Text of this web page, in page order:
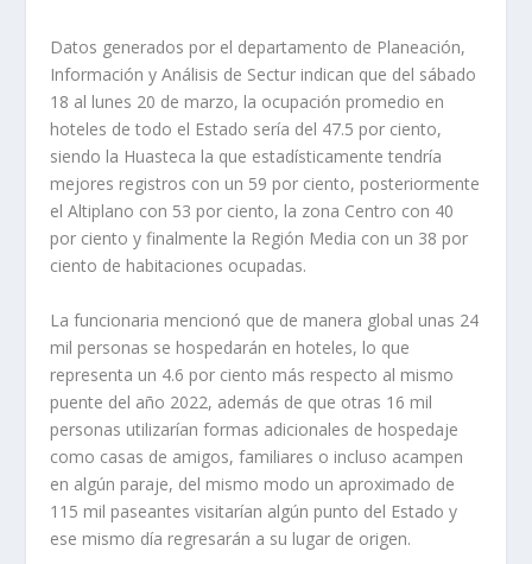
Datos generados por el departamento de Planeación,
Información y Análisis de Sectur indican que del sábado
18 al lunes 20 de marzo, la ocupación promedio en
hoteles de todo el Estado sería del 47.5 por ciento,
siendo la Huasteca la que estadísticamente tendría
mejores registros con un 59 por ciento, posteriormente
el Altiplano con 53 por ciento, la zona Centro con 40
por ciento y finalmente la Región Media con un 38 por
ciento de habitaciones ocupadas.
La funcionaria mencionó que de manera global unas 24
mil personas se hospedarán en hoteles, lo que
representa un 4.6 por ciento más respecto al mismo
puente del año 2022, además de que otras 16 mil
personas utilizarían formas adicionales de hospedaje
como casas de amigos, familiares o incluso acampen
en algún paraje, del mismo modo un aproximado de
115 mil paseantes visitarían algún punto del Estado y
ese mismo día regresarán a su lugar de origen.